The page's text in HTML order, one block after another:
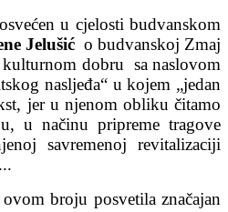
u cjelosti budvanskom
Jelušić o budvanskoj Zmaj
dobru sa naslovom
nasljeđa“ u kojem „jedan
jer u njenom obliku čitamo
u načinu pripreme tragove
savremenoj revitalizaciji
broju posvetila značajan